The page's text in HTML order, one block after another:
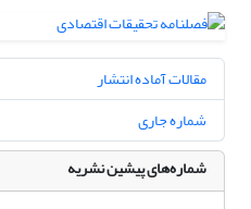
مقالات آماده انتشار
شماره جاری
شماره‌های پیشین نشریه